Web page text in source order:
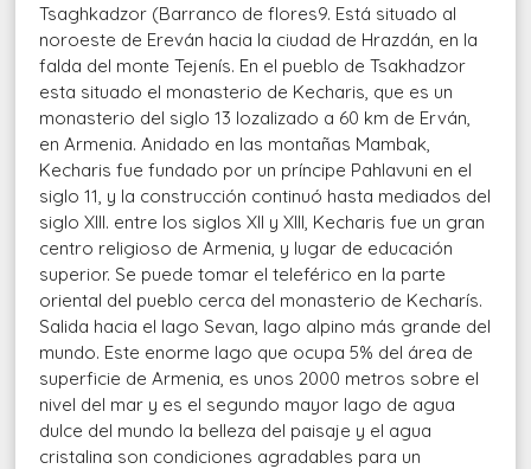
Tsaghkadzor (Barranco de flores9. Está situado al
noroeste de Ereván hacia la ciudad de Hrazdán, en la
falda del monte Tejenís. En el pueblo de Tsakhadzor
esta situado el monasterio de Kecharis, que es un
monasterio del siglo 13 lozalizado a 60 km de Erván,
en Armenia. Anidado en las montañas Mambak,
Kecharis fue fundado por un príncipe Pahlavuni en el
siglo 11, y la construcción continuó hasta mediados del
siglo XIII. entre los siglos XII y XIII, Kecharis fue un gran
centro religioso de Armenia, y lugar de educación
superior. Se puede tomar el teleférico en la parte
oriental del pueblo cerca del monasterio de Kecharís.
Salida hacia el lago Sevan, lago alpino más grande del
mundo. Este enorme lago que ocupa 5% del área de
superficie de Armenia, es unos 2000 metros sobre el
nivel del mar y es el segundo mayor lago de agua
dulce del mundo la belleza del paisaje y el agua
cristalina son condiciones agradables para un